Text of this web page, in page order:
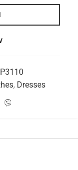
, Dresses